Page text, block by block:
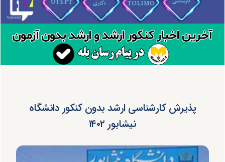
پذیرش کارشناسی ارشد بدون کنکور دانشگاه
نیشابور ۱۴۰۲